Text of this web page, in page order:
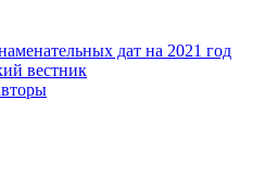
дат на 2021 год
вестник